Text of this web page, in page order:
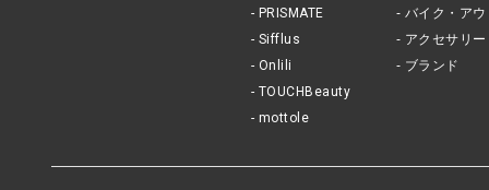
PRISMATE
Sifflus
Onlili
TOUCHBeauty
mottole
バイク・アウ
アクセサリ
ブランド